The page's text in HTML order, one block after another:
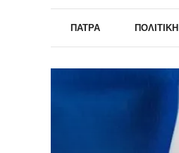
ΠΆΤΡΑ ΠΟΛΙΤΙΚΉ